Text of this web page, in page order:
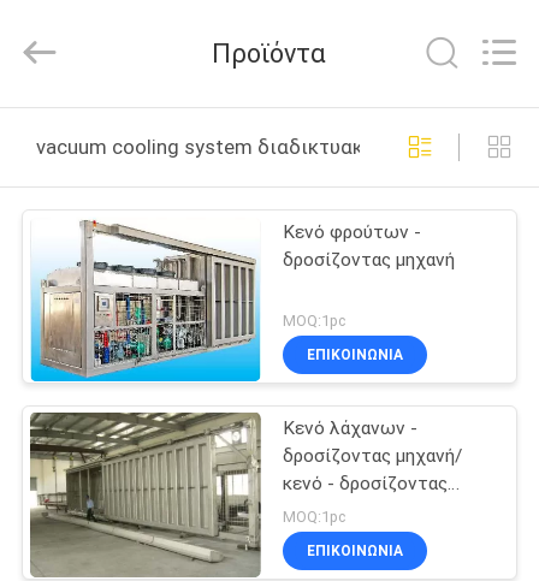
ΠΡΟΪΌΝΤΑ
ΠΕΡΊΠΟΥ
ΕΜΕΊΣ
ΓΎΡΟΣ
ΕΡΓΟΣΤΑΣΊΩΝ
ΠΟΙΟΤΙΚΌΣ
ΈΛΕΓΧΟΣ
Industry
Co.,Ltd.
Reserved.
Προϊόντα
vacuum cooling system διαδικτυακή κατασκευή
Κενό φρούτων -
δροσίζοντας μηχανή
MOQ:1pc
ΕΠΙΚΟΙΝΩΝΊΑ
Κενό λάχανων -
δροσίζοντας μηχανή/
κενό - δροσίζοντας
συσκευή/κενό -
συστήματα ψύξης
MOQ:1pc
ΕΠΙΚΟΙΝΩΝΊΑ